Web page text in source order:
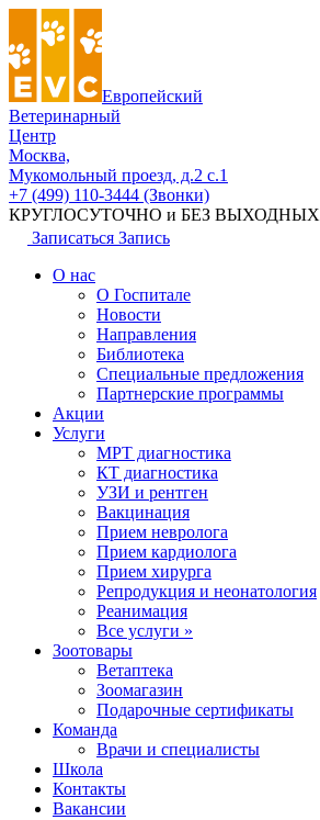
Европейский
Ветеринарный
Центр
Москва,
Мукомольный проезд, д.2 с.1
+7 (499) 110-3444 (Звонки)
КРУГЛОСУТОЧНО и БЕЗ ВЫХОДНЫХ
Записаться Запись
О нас
О Госпитале
Новости
Направления
Библиотека
Специальные предложения
Партнерские программы
Акции
Услуги
МРТ диагностика
КТ диагностика
УЗИ и рентген
Вакцинация
Прием невролога
Прием кардиолога
Прием хирурга
Репродукция и неонатология
Реанимация
Все услуги »
Зоотовары
Ветаптека
Зоомагазин
Подарочные сертификаты
Команда
Врачи и специалисты
Школа
Контакты
Вакансии